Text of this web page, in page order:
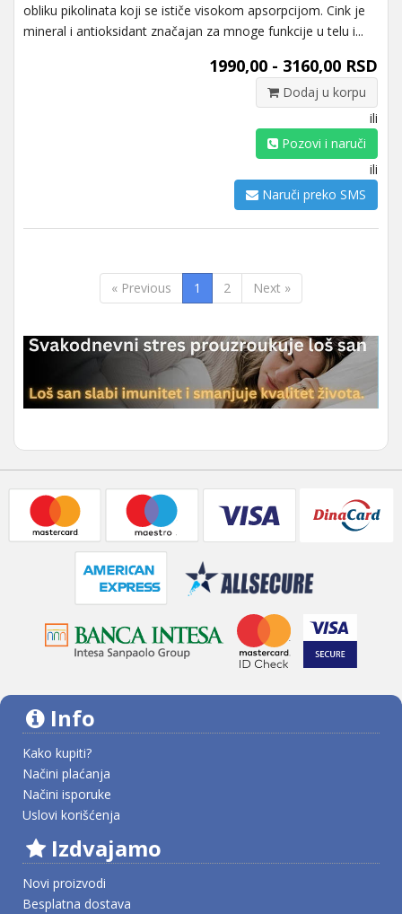
obliku pikolinata koji se ističe visokom apsorpcijom. Cink je
mineral i antioksidant značajan za mnoge funkcije u telu i...
1990,00 - 3160,00 RSD
Dodaj u korpu
ili
Pozovi i naruči
ili
Naruči preko SMS
« Previous 1 2 Next »
Info
Kako kupiti?
Načini plaćanja
Načini isporuke
Uslovi korišćenja
Izdvajamo
Novi proizvodi
Besplatna dostava